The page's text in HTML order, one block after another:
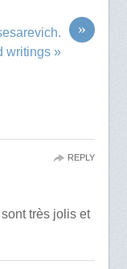
»
writings »
très jolis et
REPLY